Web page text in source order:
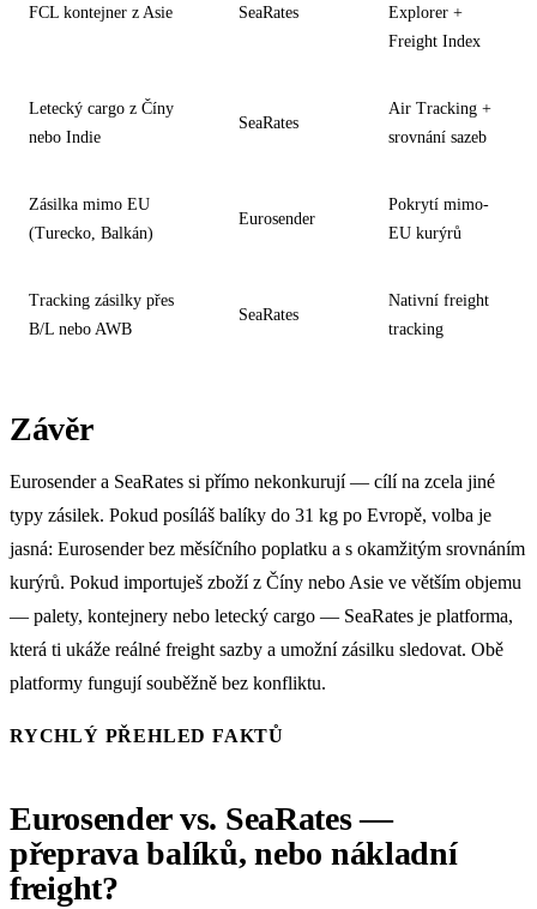
FCL kontejner z Asie SeaRates
Explorer +
Freight Index
Letecký cargo z Číny
nebo Indie
SeaRates
Air Tracking +
srovnání sazeb
Zásilka mimo EU
(Turecko, Balkán)
Eurosender
Pokrytí mimo-
EU kurýrů
Tracking zásilky přes
B/L nebo AWB
SeaRates
Nativní freight
tracking
Závěr
Eurosender a SeaRates si přímo nekonkurují — cílí na zcela jiné
typy zásilek. Pokud posíláš balíky do 31 kg po Evropě, volba je
jasná: Eurosender bez měsíčního poplatku a s okamžitým srovnáním
kurýrů. Pokud importuješ zboží z Číny nebo Asie ve větším objemu
— palety, kontejnery nebo letecký cargo — SeaRates je platforma,
která ti ukáže reálné freight sazby a umožní zásilku sledovat. Obě
platformy fungují souběžně bez konfliktu.
RYCHLÝ PŘEHLED FAKTŮ
Eurosender vs. SeaRates —
přeprava balíků, nebo nákladní
freight?